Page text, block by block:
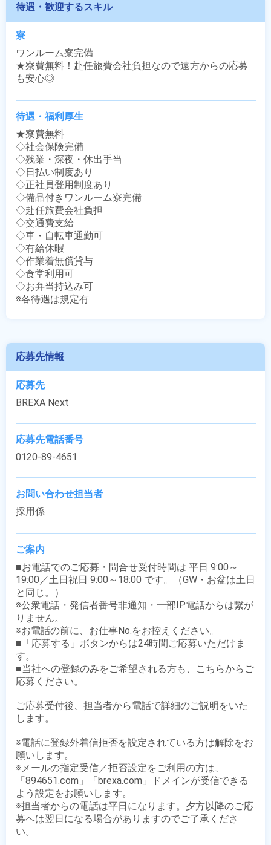
待遇・歓迎するスキル
寮
ワンルーム寮完備
★寮費無料！赴任旅費会社負担なので遠方からの応募
も安心◎
待遇・福利厚生
★寮費無料
◇社会保険完備
◇残業・深夜・休出手当
◇日払い制度あり
◇正社員登用制度あり
◇備品付きワンルーム寮完備
◇赴任旅費会社負担
◇交通費支給
◇車・自転車通勤可
◇有給休暇
◇作業着無償貸与
◇食堂利用可
◇お弁当持込み可
※各待遇は規定有
応募先情報
応募先
BREXA Next
応募先電話番号
0120-89-4651
お問い合わせ担当者
採用係
ご案内
■お電話でのご応募・問合せ受付時間は 平日 9:00～
19:00／土日祝日 9:00～18:00 です。（GW・お盆は土日
と同じ。）
※公衆電話・発信者番号非通知・一部IP電話からは繋が
りません。
※お電話の前に、お仕事No.をお控えください。
■「応募する」ボタンからは24時間ご応募いただけま
す。
■当社への登録のみをご希望される方も、こちらからご
応募ください。
ご応募受付後、担当者から電話で詳細のご説明をいた
します。
※電話に登録外着信拒否を設定されている方は解除をお
願いします。
※メールの指定受信／拒否設定をご利用の方は、
「894651.com」「brexa.com」ドメインが受信できる
よう設定をお願いします。
※担当者からの電話は平日になります。夕方以降のご応
募へは翌日になる場合がありますのでご了承くださ